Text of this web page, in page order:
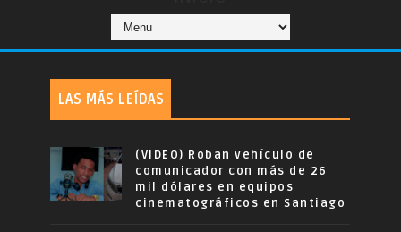
LAS MÁS LEÍDAS
(VIDEO) Roban vehículo de
comunicador con más de 26
mil dólares en equipos
cinematográficos en Santiago